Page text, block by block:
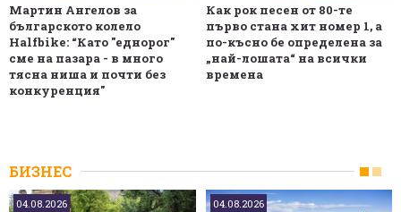
Мартин Ангелов за
българското колело
Halfbike: “Като "еднорог"
сме на пазара - в много
тясна ниша и почти без
конкуренция"
Как рок песен от 80-те
първо стана хит номер 1, а
по-късно бе определена за
„най-лошата“ на всички
времена
БИЗНЕС
04.08.2026 04.08.2026